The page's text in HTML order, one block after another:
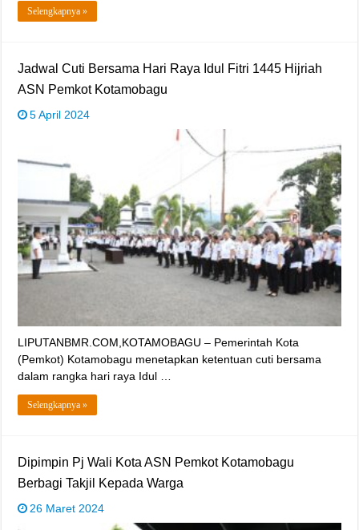
Selengkapnya »
Jadwal Cuti Bersama Hari Raya Idul Fitri 1445 Hijriah
ASN Pemkot Kotamobagu
5 April 2024
LIPUTANBMR.COM,KOTAMOBAGU – Pemerintah Kota
(Pemkot) Kotamobagu menetapkan ketentuan cuti bersama
dalam rangka hari raya Idul …
Selengkapnya »
Dipimpin Pj Wali Kota ASN Pemkot Kotamobagu
Berbagi Takjil Kepada Warga
26 Maret 2024